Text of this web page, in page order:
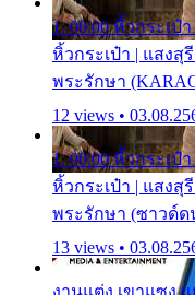
1. 00:00 หิ้วกระเป๋
หิ้วกระเป๋า | แสงสุ
พระรักษา
12 views •
1. 00:00 หิ้วกระเป๋
หิ้วกระเป๋า | แสงสุ
พระรักษา (ซาวด์ด
13 views •
งานแต่ง เขาแซง